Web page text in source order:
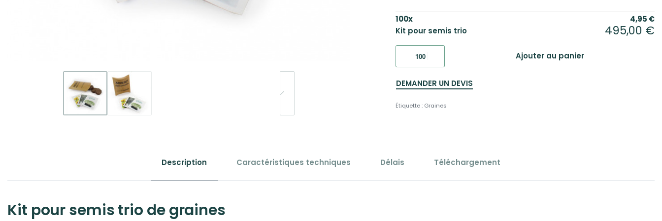
100x 4,95 €
Kit pour semis trio
495,00 €
Ajouter au panier
DEMANDER UN DEVIS
Étiquette : Graines
Description Caractéristiques techniques Délais Téléchargement
Kit pour semis trio de graines